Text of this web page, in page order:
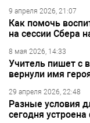
9 апреля 2026, 21:07
Как помочь
на сессии Сбера
8 мая 2026, 14:33
Учитель пишет с
вернули имя
29 апреля 2026, 22:48
Разные условия
сегодня